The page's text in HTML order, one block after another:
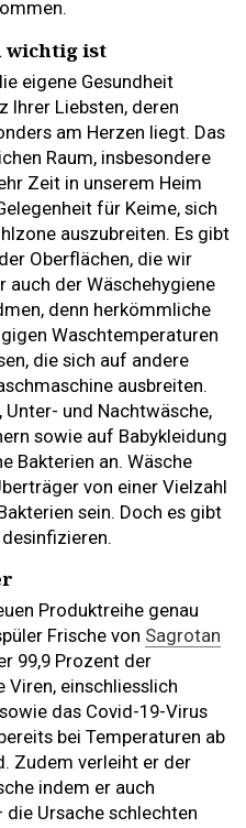
wichtig ist
eigene Gesundheit
Ihrer Liebsten, deren
am Herzen liegt. Das
Raum, insbesondere
Zeit in unserem Heim
für Keime, sich
auszubreiten. Es gibt
Oberflächen, die wir
auch der Wäschehygiene
denn herkömmliche
Waschtemperaturen
die sich auf andere
ausbreiten.
und Nachtwäsche,
sowie auf Babykleidung
Bakterien an. Wäsche
von einer Vielzahl
sein. Doch es gibt
Produktreihe genau
Frische von Sagrotan
99,9 Prozent der
Viren, einschliesslich
das Covid-19-Virus
bei Temperaturen ab
Zudem verleiht er der
indem er auch
Ursache schlechten